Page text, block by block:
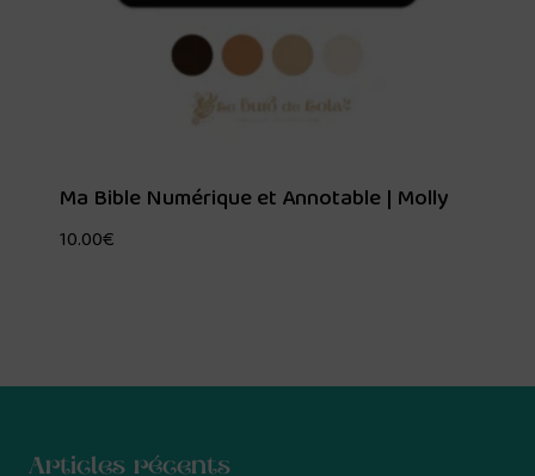
Ma Bible Numérique et Annotable | Molly
10.00€
Articles récents